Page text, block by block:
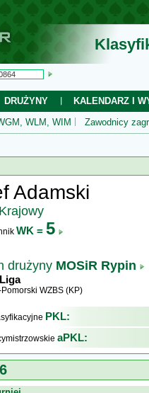
DRUŻYNY
KALENDARZ I
WLM, WIM Zawodnicy
Adamski
WK = 5
drużyny MOSiR Rypin
WZBS (KP)
PKL:
aPKL: